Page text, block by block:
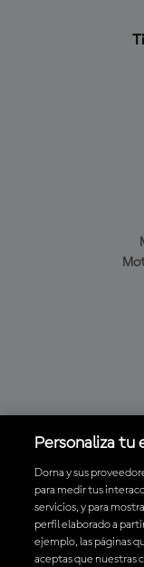
Personaliza tu
Dorna y sus
para medir tus
servicios, y para
perfil elaborado a
ejemplo, las páginas
aceptas que nuestras